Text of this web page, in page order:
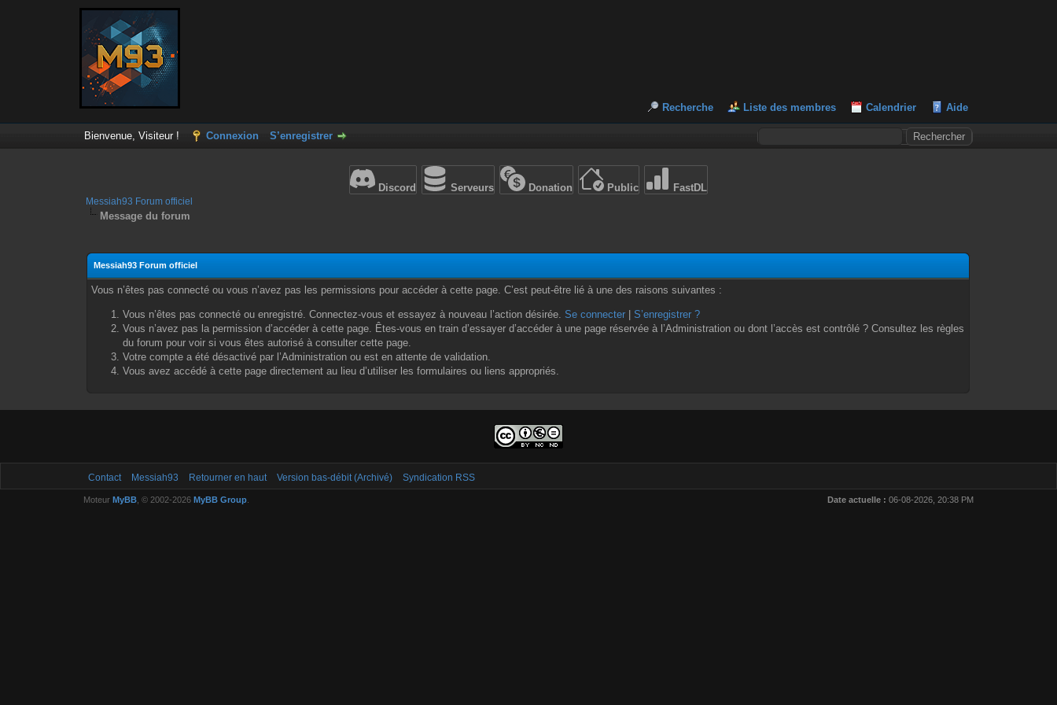
Recherche Liste des membres Calendrier Aide
Bienvenue, Visiteur ! Connexion S’enregistrer
Discord Serveurs Donation Public FastDL
Messiah93 Forum officiel
Message du forum
Messiah93 Forum officiel
Vous n’êtes pas connecté ou vous n’avez pas les permissions pour accéder à cette page. C’est peut-être lié à une des raisons suivantes :
Vous n’êtes pas connecté ou enregistré. Connectez-vous et essayez à nouveau l’action désirée.Se connecter |S’enregistrer ?
Vous n’avez pas la permission d’accéder à cette page. Êtes-vous en train d’essayer d’accéder à une page réservée à l’Administration ou dont l’accès est contrôlé ? Consultez les règles
du forum pour voir si vous êtes autorisé à consulter cette page.
Votre compte a été désactivé par l’Administration ou est en attente de validation.
Vous avez accédé à cette page directement au lieu d’utiliser les formulaires ou liens appropriés.
Contact Messiah93 Retourner en haut Version bas-débit (Archivé) Syndication RSS
Date actuelle : 06-08-2026, 20:38 PM
Moteur MyBB, © 2002-2026 MyBB Group.